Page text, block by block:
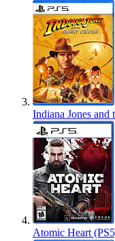
Indiana Jones and
Atomic Heart